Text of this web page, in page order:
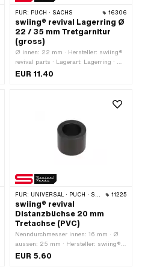
FÜR: PUCH · SACHS 16306
swiing® revival Lagerring Ø
22 / 35 mm Tretgarnitur
(gross)
Ø innen: 22 mm · Hersteller: swiing®
revival parts · Lagerart: Lagerring · Ø
Kugel [Zoll] / [mm]: 1/4" (6.35 mm) ·
EUR 11.40
FÜR: UNIVERSAL · PUCH · SACHS · ZÜNDAPP BELMONDO 11225
swiing® revival
Distanzbüchse 20 mm
Tretachse (PVC)
Nenndurchmesser innen: 16 mm · Ø
aussen: 25 mm · Hersteller: swiing®
revival parts · Material:
EUR 5.60